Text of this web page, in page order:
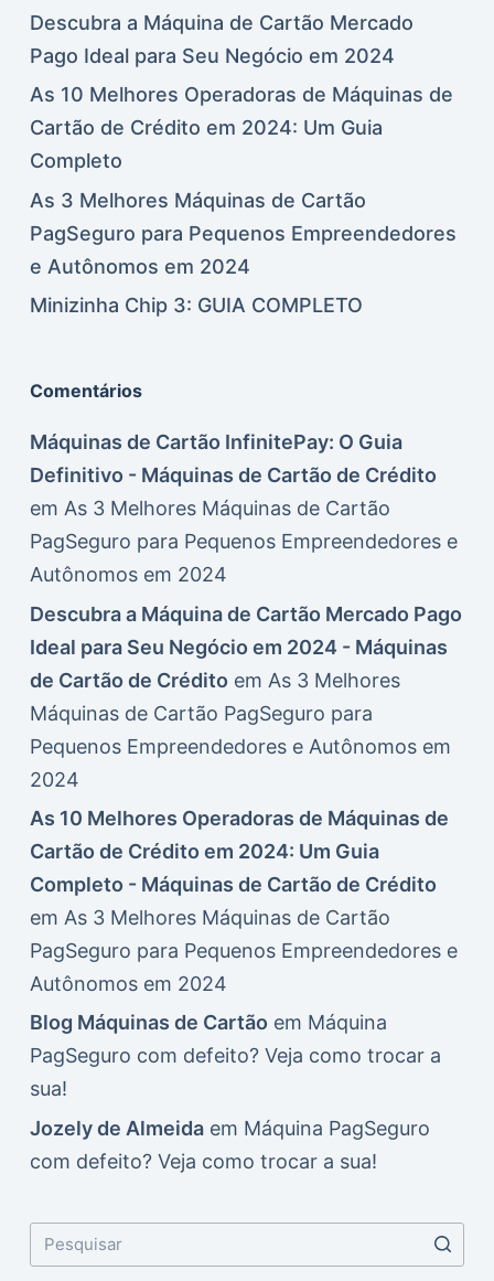
Descubra a Máquina de Cartão Mercado
Pago Ideal para Seu Negócio em 2024
As 10 Melhores Operadoras de Máquinas de
Cartão de Crédito em 2024: Um Guia
Completo
As 3 Melhores Máquinas de Cartão
PagSeguro para Pequenos Empreendedores
e Autônomos em 2024
Minizinha Chip 3: GUIA COMPLETO
Comentários
Máquinas de Cartão InfinitePay: O Guia
Definitivo - Máquinas de Cartão de Crédito
em As 3 Melhores Máquinas de Cartão
PagSeguro para Pequenos Empreendedores e
Autônomos em 2024
Descubra a Máquina de Cartão Mercado Pago
Ideal para Seu Negócio em 2024 - Máquinas
de Cartão de Crédito em As 3 Melhores
Máquinas de Cartão PagSeguro para
Pequenos Empreendedores e Autônomos em
2024
As 10 Melhores Operadoras de Máquinas de
Cartão de Crédito em 2024: Um Guia
Completo - Máquinas de Cartão de Crédito
em As 3 Melhores Máquinas de Cartão
PagSeguro para Pequenos Empreendedores e
Autônomos em 2024
Blog Máquinas de Cartão em Máquina
PagSeguro com defeito? Veja como trocar a
sua!
Jozely de Almeidaem Máquina PagSeguro
com defeito? Veja como trocar a sua!